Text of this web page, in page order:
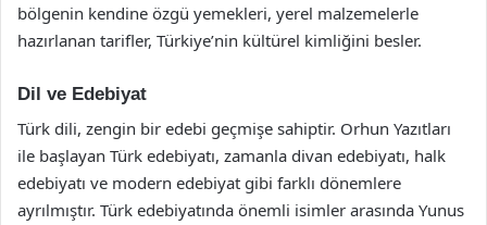
bölgenin kendine özgü yemekleri, yerel malzemelerle
hazırlanan tarifler, Türkiye’nin kültürel kimliğini besler.
Dil ve Edebiyat
Türk dili, zengin bir edebi geçmişe sahiptir. Orhun Yazıtları
ile başlayan Türk edebiyatı, zamanla divan edebiyatı, halk
edebiyatı ve modern edebiyat gibi farklı dönemlere
ayrılmıştır. Türk edebiyatında önemli isimler arasında Yunus